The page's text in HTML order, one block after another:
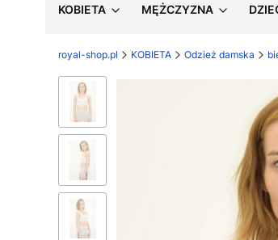
KOBIETA MĘŻCZYZNA
royal-shop.pl KOBIETA Odzież damska